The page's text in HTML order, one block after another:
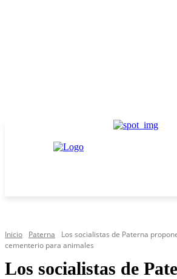
Inicio Paterna
Los socialistas de Paterna
cementerio para animales
Los socialistas de